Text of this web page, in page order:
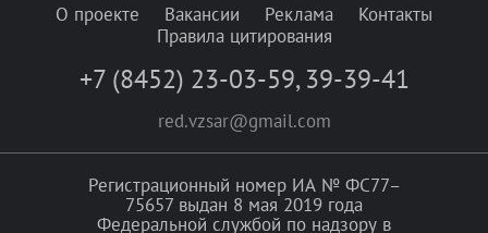
О проекте Вакансии Реклама
Контакты
Правила цитирования
+7 (8452) 23-03-59, 39-39-41
red.vzsar@gmail.com
Регистрационный номер ИА № ФС77–
75657 выдан 8 мая 2019 года
Федеральной службой по надзору в